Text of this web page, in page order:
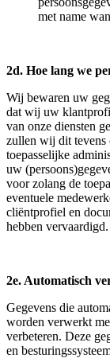
met name
2d. Hoe lang we
Wij bewaren uw
dat wij uw
van onze diensten
zullen wij dit tevens
toepasselijke
uw
voor zolang de
eventuele
cliëntprofiel en
hebben vervaardigd.
2e. Automatisch
Gegevens die
worden verwerkt
verbeteren. Deze
en